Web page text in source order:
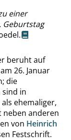
einer
Geburtstag
beruht auf
26. Januar
die
in
ehemaliger,
neben anderen
von Heinrich
Festschrift.